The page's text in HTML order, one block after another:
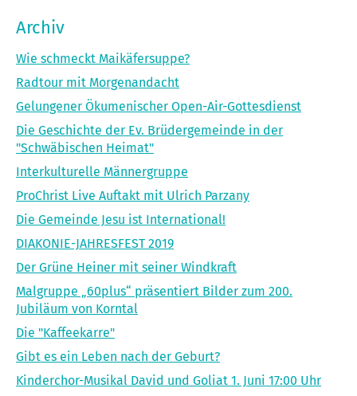
Archiv
Wie schmeckt Maikäfersuppe?
Radtour mit Morgenandacht
Gelungener Ökumenischer Open-Air-Gottesdienst
Die Geschichte der Ev. Brüdergemeinde in der
"Schwäbischen Heimat"
Interkulturelle Männergruppe
ProChrist Live Auftakt mit Ulrich Parzany
Die Gemeinde Jesu ist International!
DIAKONIE-JAHRESFEST 2019
Der Grüne Heiner mit seiner Windkraft
Malgruppe „60plus“ präsentiert Bilder zum 200.
Jubiläum von Korntal
Die "Kaffeekarre"
Gibt es ein Leben nach der Geburt?
Kinderchor-Musikal David und Goliat 1. Juni 17:00 Uhr